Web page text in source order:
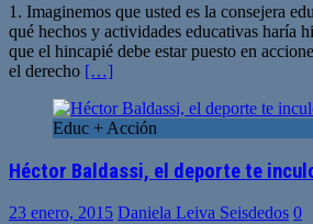
1. Imaginemos que usted es la consejera
qué hechos y actividades educativas haría
que el hincapié debe estar puesto en
el derecho […]
Educ + Acción
Héctor Baldassi, el deporte te
23 enero, 2015 Daniela Leiva Seisdedos 0